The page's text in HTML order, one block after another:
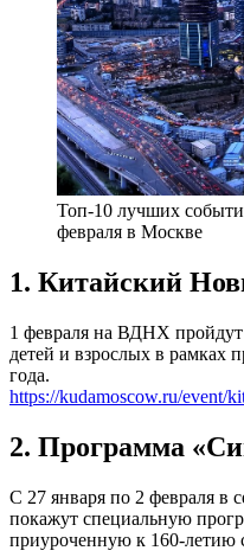
Топ-10 лучших
февраля в Москве
1. Китайский
1 февраля на ВДНХ пройдут
детей и взрослых в рамках
года.
https://kudamoscow.ru/event/
2. Программа
С 27 января по 2 февраля в
покажут специальную
приуроченную к 160-летию